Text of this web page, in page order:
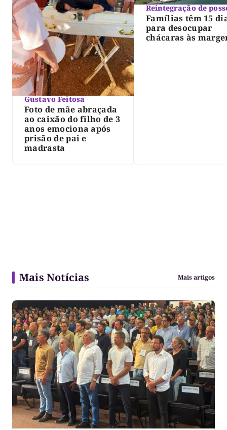
Gustavo Feitosa
Foto de mãe abraçada
ao caixão do filho de 3
anos emociona após
prisão de pai e
madrasta
Reintegração de
Famílias têm 15
para desocupar
chácaras às
Mais Notícias Mais artigos